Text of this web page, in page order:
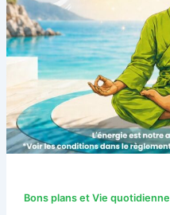
Bons plans et Vie quotidienne